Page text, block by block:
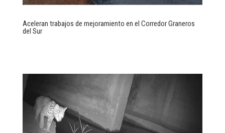
Aceleran trabajos de mejoramiento en el Corredor Graneros
del Sur